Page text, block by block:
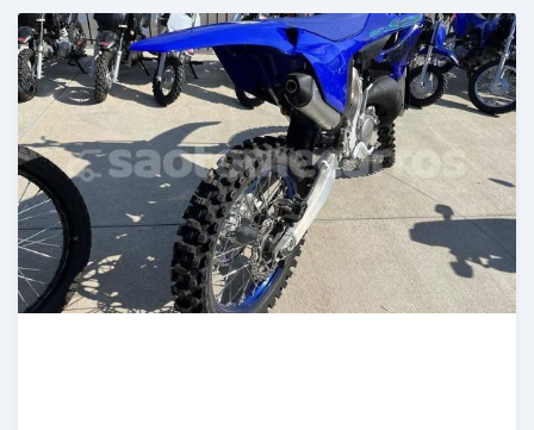
Publicado 15 dias atrás